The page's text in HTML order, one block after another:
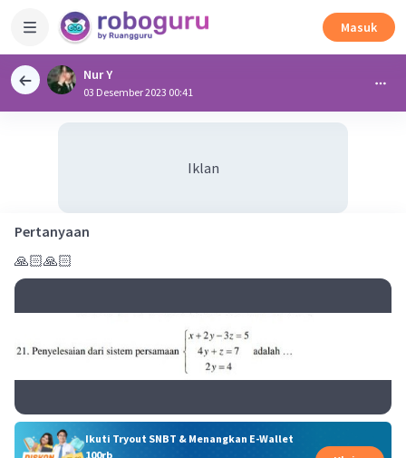
Masuk
Nur Y
03 Desember 2023 00:41
Iklan
Pertanyaan
🙏🏻🙏🏻
Ikuti Tryout SNBT & Menangkan E-Wallet
100rb